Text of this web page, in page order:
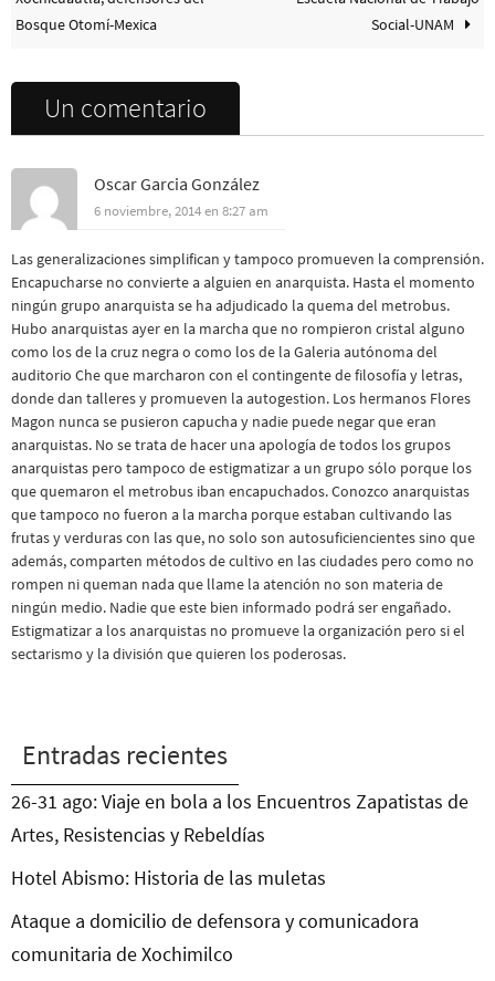
Bosque Otomí-Mexica
Social-UNAM
Un comentario
Oscar Garcia González
6 noviembre, 2014 en 8:27 am
Las generalizaciones simplifican y tampoco promueven la comprensión.
Encapucharse no convierte a alguien en anarquista. Hasta el momento
ningún grupo anarquista se ha adjudicado la quema del metrobus.
Hubo anarquistas ayer en la marcha que no rompieron cristal alguno
como los de la cruz negra o como los de la Galeria autónoma del
auditorio Che que marcharon con el contingente de filosofía y letras,
donde dan talleres y promueven la autogestion. Los hermanos Flores
Magon nunca se pusieron capucha y nadie puede negar que eran
anarquistas. No se trata de hacer una apología de todos los grupos
anarquistas pero tampoco de estigmatizar a un grupo sólo porque los
que quemaron el metrobus iban encapuchados. Conozco anarquistas
que tampoco no fueron a la marcha porque estaban cultivando las
frutas y verduras con las que, no solo son autosuficiencientes sino que
además, comparten métodos de cultivo en las ciudades pero como no
rompen ni queman nada que llame la atención no son materia de
ningún medio. Nadie que este bien informado podrá ser engañado.
Estigmatizar a los anarquistas no promueve la organización pero si el
sectarismo y la división que quieren los poderosas.
Entradas recientes
26-31 ago: Viaje en bola a los Encuentros Zapatistas de
Artes, Resistencias y Rebeldías
Hotel Abismo: Historia de las muletas
Ataque a domicilio de defensora y comunicadora
comunitaria de Xochimilco